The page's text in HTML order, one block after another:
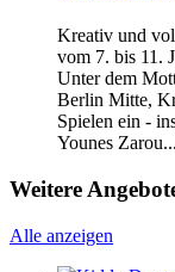
Kreativ und
vom 7. bis 11.
Unter dem
Berlin Mitte,
Spielen ein -
Younes Zarou...
Weitere
Alle anzeigen